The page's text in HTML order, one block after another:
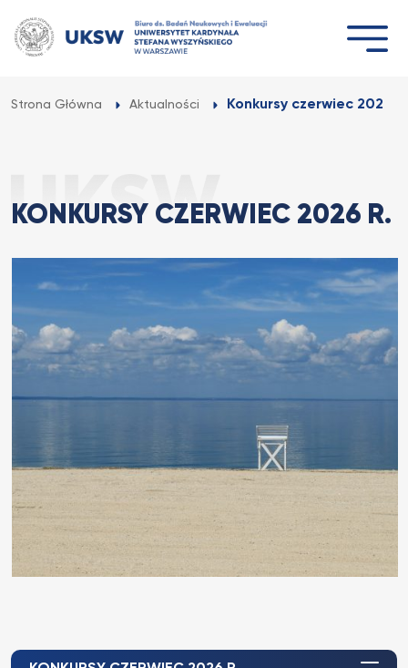
do
treści
Strona Główna Aktualności Konkursy czerwiec 2026 r.
KONKURSY CZERWIEC 2026 R.